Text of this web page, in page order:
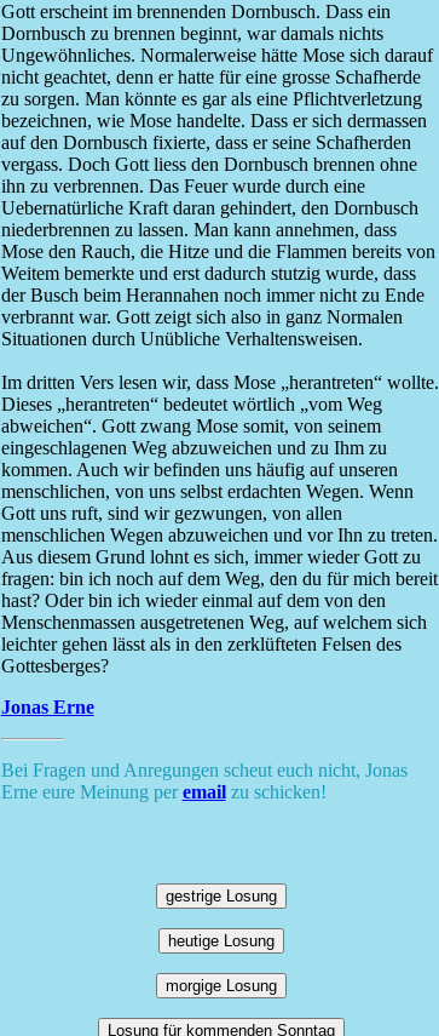
Gott erscheint im brennenden Dornbusch. Dass ein
Dornbusch zu brennen beginnt, war damals nichts
Ungewöhnliches. Normalerweise hätte Mose sich darauf
nicht geachtet, denn er hatte für eine grosse Schafherde
zu sorgen. Man könnte es gar als eine Pflichtverletzung
bezeichnen, wie Mose handelte. Dass er sich dermassen
auf den Dornbusch fixierte, dass er seine Schafherden
vergass. Doch Gott liess den Dornbusch brennen ohne
ihn zu verbrennen. Das Feuer wurde durch eine
Uebernatürliche Kraft daran gehindert, den Dornbusch
niederbrennen zu lassen. Man kann annehmen, dass
Mose den Rauch, die Hitze und die Flammen bereits von
Weitem bemerkte und erst dadurch stutzig wurde, dass
der Busch beim Herannahen noch immer nicht zu Ende
verbrannt war. Gott zeigt sich also in ganz Normalen
Situationen durch Unübliche Verhaltensweisen.
Im dritten Vers lesen wir, dass Mose „herantreten“ wollte.
Dieses „herantreten“ bedeutet wörtlich „vom Weg
abweichen“. Gott zwang Mose somit, von seinem
eingeschlagenen Weg abzuweichen und zu Ihm zu
kommen. Auch wir befinden uns häufig auf unseren
menschlichen, von uns selbst erdachten Wegen. Wenn
Gott uns ruft, sind wir gezwungen, von allen
menschlichen Wegen abzuweichen und vor Ihn zu treten.
Aus diesem Grund lohnt es sich, immer wieder Gott zu
fragen: bin ich noch auf dem Weg, den du für mich bereit
hast? Oder bin ich wieder einmal auf dem von den
Menschenmassen ausgetretenen Weg, auf welchem sich
leichter gehen lässt als in den zerklüfteten Felsen des
Gottesberges?
Jonas Erne
Bei Fragen und Anregungen scheut euch nicht, Jonas
Erne eure Meinung peremailzu schicken!
gestrige Losung
heutige Losung
morgige Losung
Losung für kommenden Sonntag